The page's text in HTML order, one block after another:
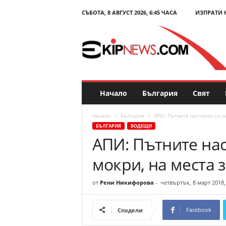
СЪБОТА, 8 АВГУСТ 2026, 6:45 ЧАСА ИЗПРАТИ
E
p
N
н
Начало България Свят
Начало България АПИ: Пътните настилки са
БЪЛГАРИЯ ВОДЕЩИ
АПИ: Пътните
мокри, на места
от Рени Никифорова - четвъртък, 8 март 2018,
Сподели Facebook